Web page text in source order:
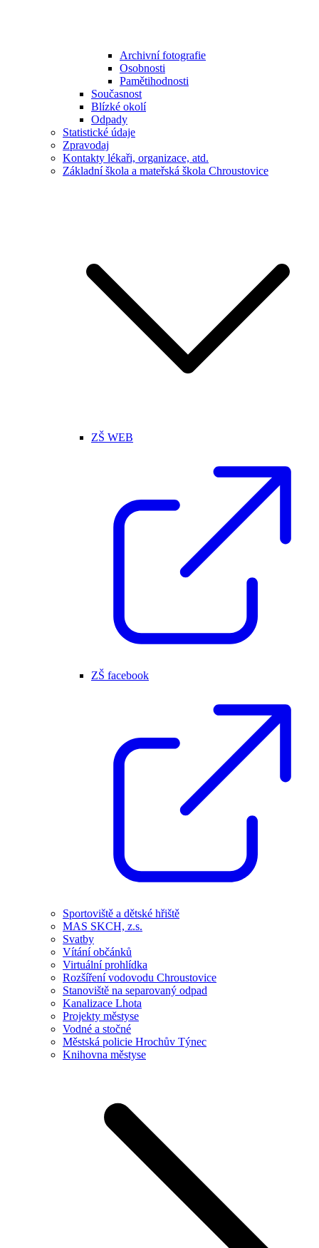
Archivní fotografie
Osobnosti
Pamětihodnosti
Současnost
Blízké okolí
Odpady
Statistické údaje
Zpravodaj
Kontakty lékaři, organizace, atd.
Základní škola a mateřská škola Chroustovice
ZŠ WEB
ZŠ facebook
Sportoviště a dětské hřiště
MAS SKCH, z.s.
Svatby
Vítání občánků
Virtuální prohlídka
Rozšíření vodovodu Chroustovice
Stanoviště na separovaný odpad
Kanalizace Lhota
Projekty městyse
Vodné a stočné
Městská policie Hrochův Týnec
Knihovna městyse